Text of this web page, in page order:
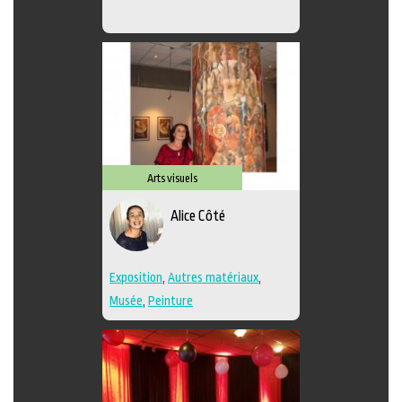
Arts visuels
Alice Côté
Exposition Autres matériaux
Musée Peinture